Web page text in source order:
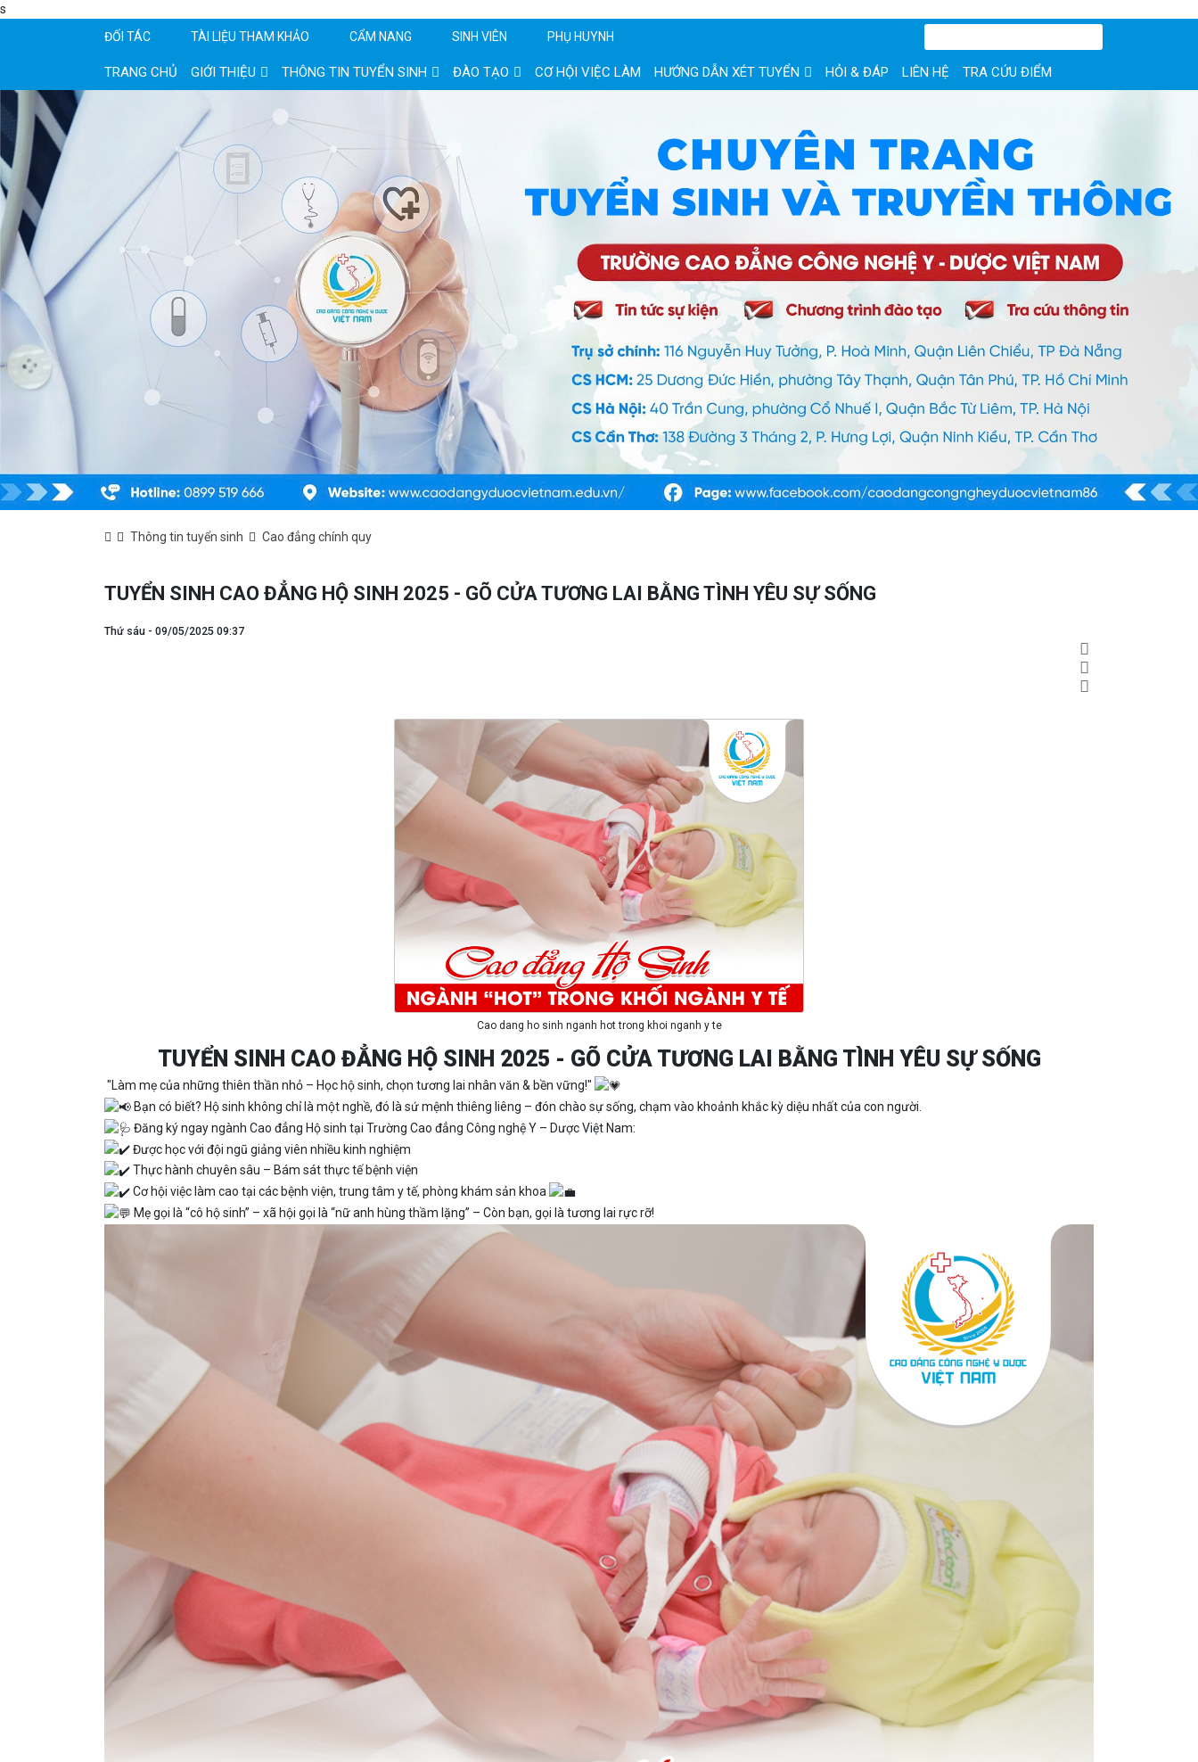
s
ĐỐI TÁC
TÀI LIỆU THAM KHẢO CẨM NANG SINH VIÊN PHỤ HUYNH
TRANG CHỦ GIỚI THIỆU THÔNG TIN TUYỂN SINH ĐÀO TẠO CƠ HỘI VIỆC LÀM HƯỚNG DẪN XÉT TUYỂN HỎI & ĐÁP LIÊN HỆ TRA CỨU ĐIỂM
Thông tin tuyển sinh Cao đẳng chính quy
TUYỂN SINH CAO ĐẲNG HỘ SINH 2025 - GÕ CỬA TƯƠNG LAI BẰNG TÌNH YÊU SỰ SỐNG
Thứ sáu - 09/05/2025 09:37
Cao dang ho sinh nganh hot trong khoi nganh y te
TUYỂN SINH CAO ĐẲNG HỘ SINH 2025 - GÕ CỬA TƯƠNG LAI BẰNG TÌNH YÊU SỰ SỐNG
"Làm mẹ của những thiên thần nhỏ – Học hộ sinh, chọn tương lai nhân văn & bền vững!"
Bạn có biết? Hộ sinh không chỉ là một nghề, đó là sứ mệnh thiêng liêng – đón chào sự sống, chạm vào khoảnh khắc kỳ diệu nhất của con người.
Đăng ký ngay ngành Cao đẳng Hộ sinh tại Trường Cao đẳng Công nghệ Y – Dược Việt Nam:
Được học với đội ngũ giảng viên nhiều kinh nghiệm
Thực hành chuyên sâu – Bám sát thực tế bệnh viện
Cơ hội việc làm cao tại các bệnh viện, trung tâm y tế, phòng khám sản khoa
Mẹ gọi là “cô hộ sinh” – xã hội gọi là “nữ anh hùng thầm lặng” – Còn bạn, gọi là tương lai rực rỡ!